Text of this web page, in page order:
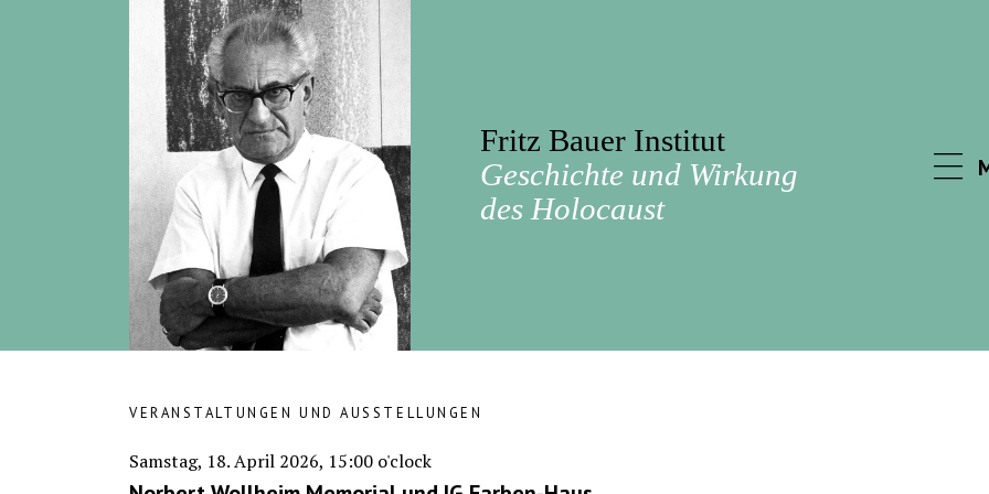
Fritz Bauer Institut
Geschichte und Wirkung
des Holocaust
VERANSTALTUNGEN UND AUSSTELLUNGEN
Samstag, 18. April 2026, 15:00 o'clock